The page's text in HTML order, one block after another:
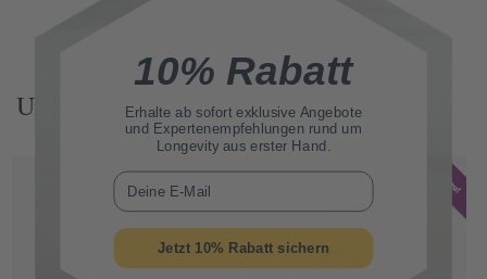
Unsere Produkte Entdecken
10% Rabatt
Erhalte ab sofortexklusive Angebote
und Expertenempfehlungen rund um
Longevity aus erster Hand.
E-Mail
Jetzt 10% Rabatt sichern